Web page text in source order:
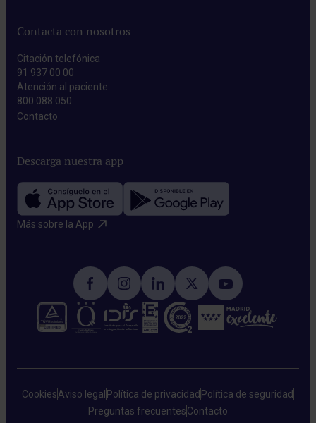
Contacta con nosotros
Citación telefónica
91 937 00 00
Atención al paciente
800 088 050
Contacto​
Descarga nuestra app
Más sobre la App​
CookiesAviso legal Política de privacidad Política de seguridad
Preguntas frecuentesContacto